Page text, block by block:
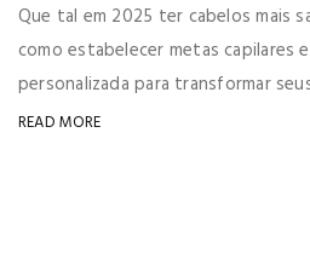
Que tal em 2025 ter cabelos mais
como estabelecer metas capilares
personalizada para transformar
READ MORE